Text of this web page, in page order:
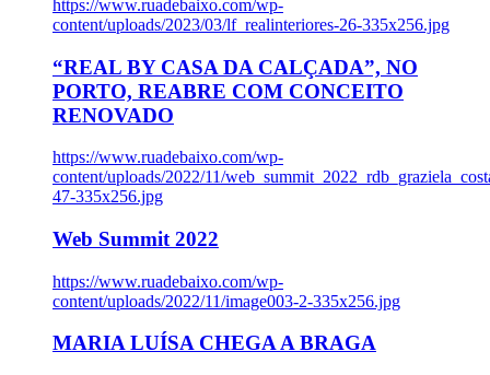
https://www.ruadebaixo.com/wp-
content/uploads/2023/03/lf_realinteriores-26-335x256.jpg
“REAL BY CASA DA CALÇADA”, NO
PORTO, REABRE COM CONCEITO
RENOVADO
https://www.ruadebaixo.com/wp-
content/uploads/2022/11/
47-335x256.jpg
Web Summit 2022
https://www.ruadebaixo.com/wp-
content/uploads/2022/11/image003-2-335x256.jpg
MARIA LUÍSA CHEGA A BRAGA